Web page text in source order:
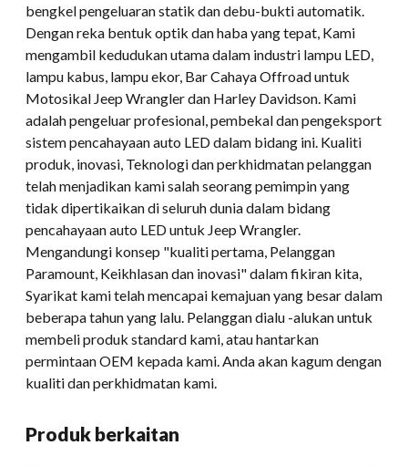
bengkel pengeluaran statik dan debu-bukti automatik.
Dengan reka bentuk optik dan haba yang tepat, Kami
mengambil kedudukan utama dalam industri lampu LED,
lampu kabus, lampu ekor, Bar Cahaya Offroad untuk
Motosikal Jeep Wrangler dan Harley Davidson. Kami
adalah pengeluar profesional, pembekal dan pengeksport
sistem pencahayaan auto LED dalam bidang ini. Kualiti
produk, inovasi, Teknologi dan perkhidmatan pelanggan
telah menjadikan kami salah seorang pemimpin yang
tidak dipertikaikan di seluruh dunia dalam bidang
pencahayaan auto LED untuk Jeep Wrangler.
Mengandungi konsep "kualiti pertama, Pelanggan
Paramount, Keikhlasan dan inovasi" dalam fikiran kita,
Syarikat kami telah mencapai kemajuan yang besar dalam
beberapa tahun yang lalu. Pelanggan dialu -alukan untuk
membeli produk standard kami, atau hantarkan
permintaan OEM kepada kami. Anda akan kagum dengan
kualiti dan perkhidmatan kami.
Produk berkaitan